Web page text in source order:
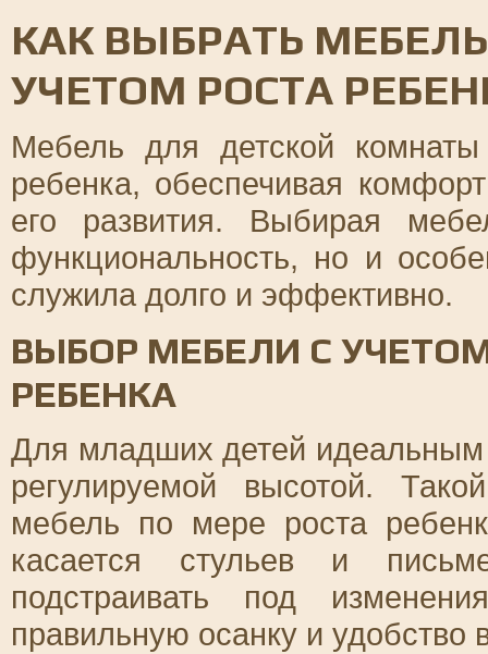
КАК ВЫБРАТЬ
УЧЕТОМ РОСТА
Мебель для детской
ребенка, обеспечивая
его развития. Выбирая
функциональность, но и
служила долго и эффективно.
ВЫБОР МЕБЕЛИ С
РЕБЕНКА
Для младших детей идеальным
регулируемой высотой.
мебель по мере роста
касается стульев и
подстраивать под
правильную осанку и удобство